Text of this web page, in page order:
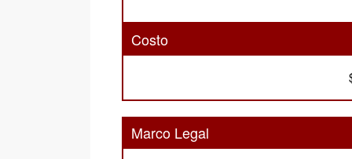
Costo
Marco Legal